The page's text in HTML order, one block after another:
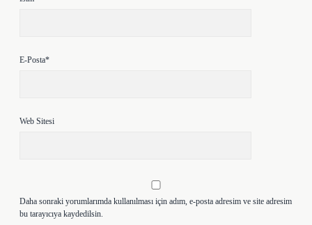
E-Posta*
Web Sitesi
Daha sonraki yorumlarımda kullanılması için adım, e-posta adresim ve site adresim
bu tarayıcıya kaydedilsin.